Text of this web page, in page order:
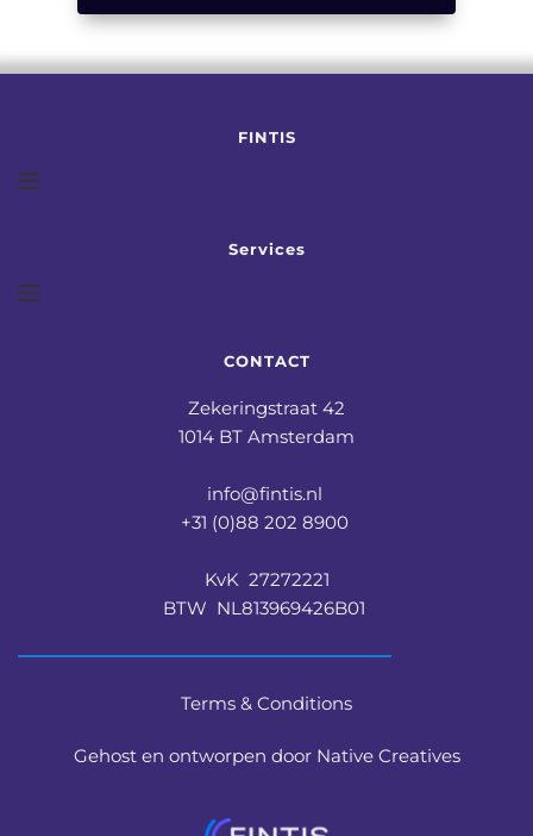
FINTIS
Services
CONTACT
Zekeringstraat 42
1014 BT Amsterdam
info@fintis.nl
+31 (0)88 202 8900
KvK  27272221
BTW  NL813969426B01
Terms & Conditions
Gehost en ontworpen door Native Creatives